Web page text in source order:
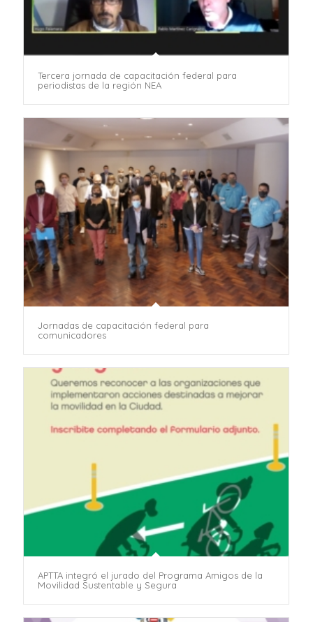
Tercera jornada de capacitación federal para
periodistas de la región NEA
Jornadas de capacitación federal para
comunicadores
APTTA integró el jurado del Programa Amigos de la
Movilidad Sustentable y Segura